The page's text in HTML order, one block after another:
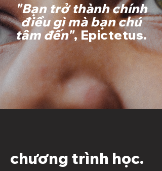
"Bạn trở thành chính
điều gì mà bạn chú
tâm đến", Epictetus.
chương trình học.